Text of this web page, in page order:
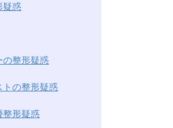
疑惑
の整形疑惑
トの整形疑惑
整形疑惑